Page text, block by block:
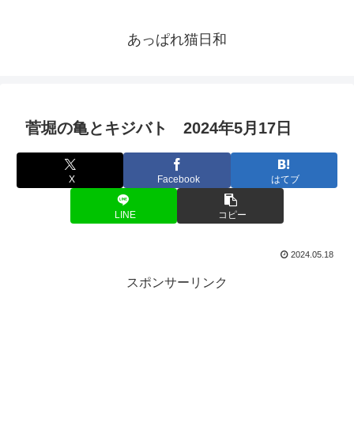
あっぱれ猫日和
菅堀の亀とキジバト 2024年5月17日
X Facebook はてブ
LINE コピー
2024.05.18
スポンサーリンク